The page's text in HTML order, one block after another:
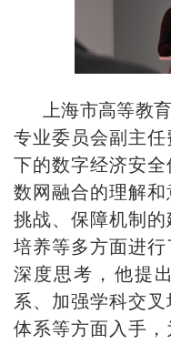
上海市高等教
专业委员会副主
下的数字经济安
数网融合的理解
挑战、保障机制
培养等多方面进
深度思考， 他提
系、加强学科交
体系等方面入手